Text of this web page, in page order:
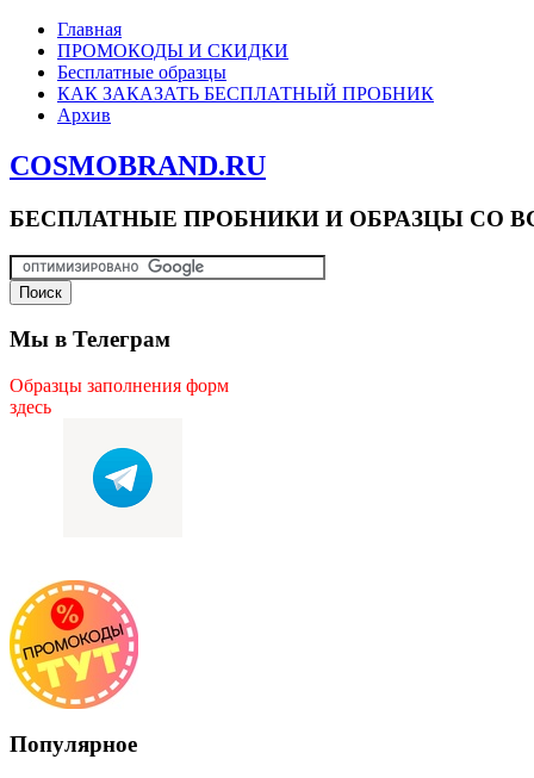
Главная
ПРОМОКОДЫ И СКИДКИ
Бесплатные образцы
КАК ЗАКАЗАТЬ БЕСПЛАТНЫЙ ПРОБНИК
Архив
COSMOBRAND.RU
БЕСПЛАТНЫЕ ПРОБНИКИ И ОБРАЗЦЫ СО
Мы в Телеграм
Образцы заполнения форм
здесь
Популярное